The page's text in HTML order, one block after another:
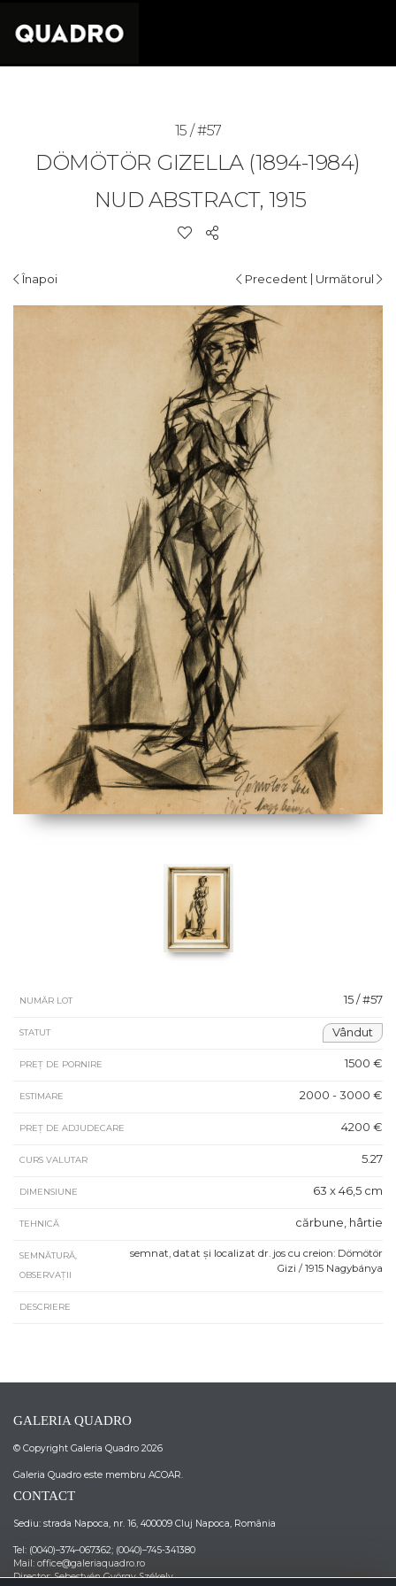
15 / #57
DÖMÖTÖR GIZELLA (1894-1984)
NUD ABSTRACT, 1915
Înapoi Precedent | Următorul
NUMĂR LOT 15 / #57
STATUT Vândut
PREȚ DE PORNIRE 1500 €
ESTIMARE 2000 - 3000 €
PREȚ DE ADJUDECARE 4200 €
CURS VALUTAR 5.27
DIMENSIUNE 63 x 46,5 cm
TEHNICĂ cărbune, hârtie
SEMNĂTURĂ,
OBSERVAȚII
semnat, datat și localizat dr. jos cu creion: Dömötör
Gizi / 1915 Nagybánya
DESCRIERE
GALERIA QUADRO
© Copyright Galeria Quadro 2026
Galeria Quadro este membru ACOAR.
CONTACT
Sediu: strada Napoca, nr. 16, 400009 Cluj Napoca, România
Tel: (0040)–374–067362; (0040)–745-341380
Mail: office@galeriaquadro.ro
Director: Sebestyén György Székely